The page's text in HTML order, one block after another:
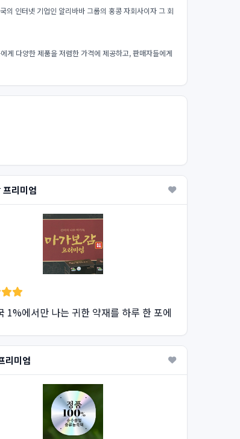
의 인터넷 기업인 알리바바 그룹의 홍콩 자회사이자 그 회
게 다양한 제품을 저렴한 가격에 제공하고, 판매자들에게
프리미엄
1%에서만 나는 귀한 약재를 하루 한 포에
리미엄